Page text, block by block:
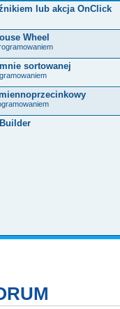
lub akcja OnClick
Wheel
sortowanej